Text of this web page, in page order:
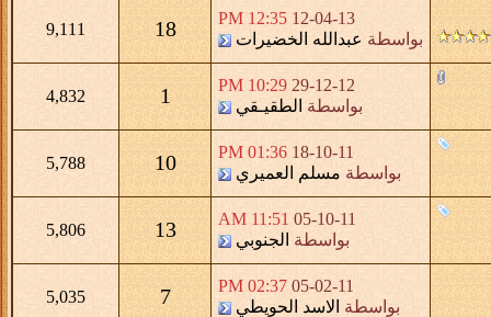
12-04-13
12:35 PM
بواسطة عبدالله الخضيرات 18
9,111
29-12-12
10:29 PM
بواسطة الطقيـقي 1
4,832
18-10-11
01:36 PM
بواسطة مسلم العميري 10
5,788
05-10-11
11:51 AM
بواسطة الجنوبي 13
5,806
05-02-11
02:37 PM
بواسطة الاسد الحويطي 7
5,035